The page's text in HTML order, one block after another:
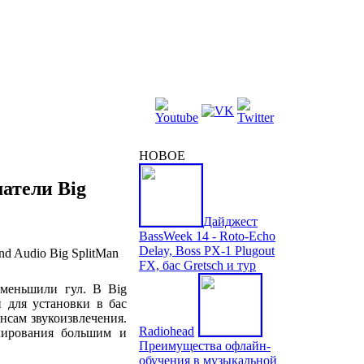
Big
гул. В Big
для установки в бас
звукоизвлечения.
большим и
НОВОЕ
Дайджест
BassWeek 14 - Roto-Echo
Delay, Boss PX-1 Plugout
FX, бас Gretsch и тур
Radiohead
Преимущества офлайн-
обучения в музыкальной